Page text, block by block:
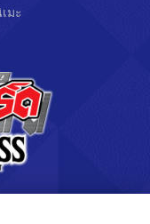
มะ